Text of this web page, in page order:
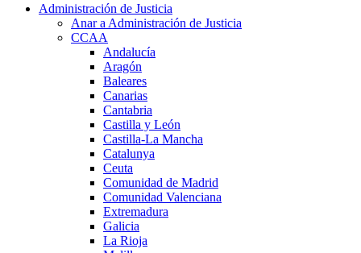
Administración de Justicia
Anar a Administración de Justicia
CCAA
Andalucía
Aragón
Baleares
Canarias
Cantabria
Castilla y León
Castilla-La Mancha
Catalunya
Ceuta
Comunidad de Madrid
Comunidad Valenciana
Extremadura
Galicia
La Rioja